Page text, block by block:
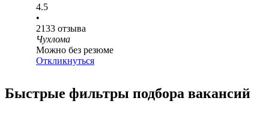
4.5
•
2133 отзыва
Чухлома
Можно без резюме
Откликнуться
Быстрые фильтры подбора вакансий